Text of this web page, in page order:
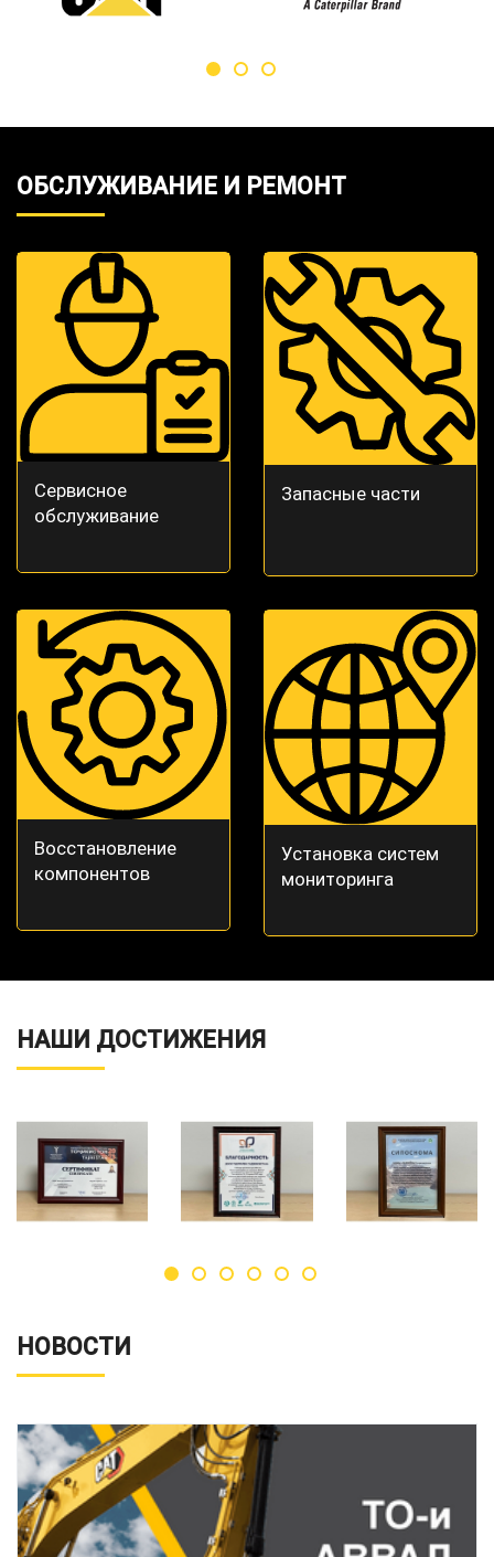
ОБСЛУЖИВАНИЕ И РЕМОНТ
Сервисное
обслуживание
Запасные части
Восстановление
компонентов
Установка систем
мониторинга
НАШИ ДОСТИЖЕНИЯ
НОВОСТИ